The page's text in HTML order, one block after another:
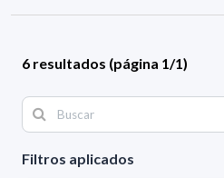
Filtros aplicados
6 resultados (página 1/1)